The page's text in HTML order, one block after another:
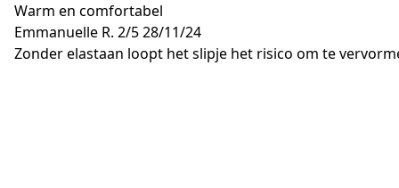
Warm en comfortabel
Emmanuelle R. 2/528/11/24
Zonder elastaan loopt het slipje het risico om te